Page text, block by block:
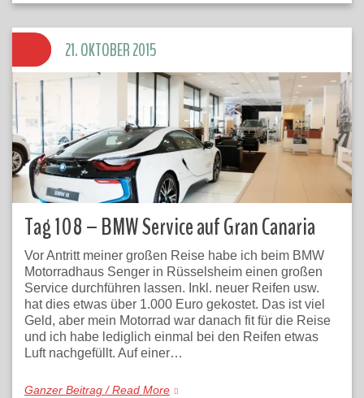
Tag 108 – BMW Service auf Gran Canaria
Vor Antritt meiner großen Reise habe ich beim BMW
Motorradhaus Senger in Rüsselsheim einen großen
Service durchführen lassen. Inkl. neuer Reifen usw.
hat dies etwas über 1.000 Euro gekostet. Das ist viel
Geld, aber mein Motorrad war danach fit für die Reise
und ich habe lediglich einmal bei den Reifen etwas
Luft nachgefüllt. Auf einer…
Ganzer Beitrag / Read More
21. OKTOBER 2015